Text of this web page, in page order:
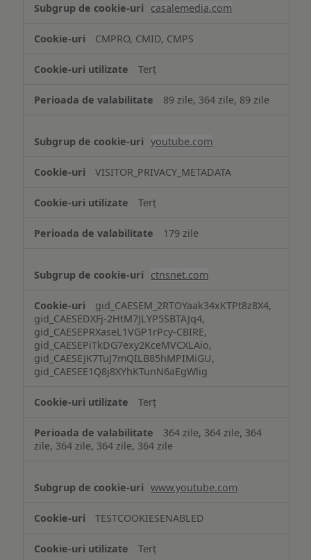
casalemedia.com
CMPRO, CMID, CMPS
Terț
89 zile, 364 zile, 89 zile
youtube.com
VISITOR_PRIVACY_METADATA
Terț
179 zile
ctnsnet.com
gid_CAESEM_2RTOYaak34xKTPt8z8X4,
gid_CAESEDXFj-2HtM7JLYP5SBTAJq4,
gid_CAESEPRXaseL1VGP1rPcy-CBIRE,
gid_CAESEPiTkDG7exy2KceMVCXLAio,
gid_CAESEJK7TuJ7mQILB85hMPIMiGU,
gid_CAESEE1Q8j8XYhKTunN6aEgWlig
Terț
364 zile, 364 zile, 364
zile, 364 zile, 364 zile, 364 zile
www.youtube.com
TESTCOOKIESENABLED
Terț